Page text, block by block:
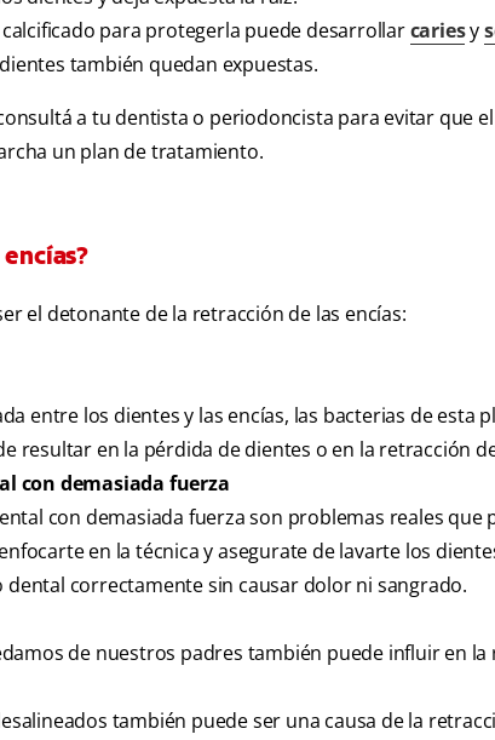
para protegerla puede desarrollarcariesy
también quedan expuestas.
a tu dentista o periodoncista para evitar que
un plan de tratamiento.
el detonante de la retracción de las encías:
entre los dientes y las encías, las bacterias de esta
resultar en la pérdida de dientes o en la retracción
con demasiada fuerza
con demasiada fuerza son problemas reales que
en la técnica y asegurate de lavarte los
dental correctamente sin causar dolor ni sangrado.
de nuestros padres también puede influir en la
también puede ser una causa de la